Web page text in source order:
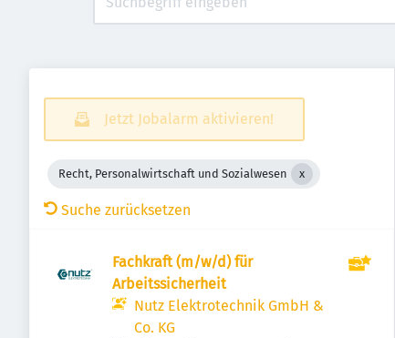
Jetzt Jobalarm aktivieren!
Recht, Personalwirtschaft und Sozialwesen
Suche zurücksetzen
Fachkraft (m/w/d) für
Arbeitssicherheit
Nutz Elektrotechnik GmbH &
Co. KG